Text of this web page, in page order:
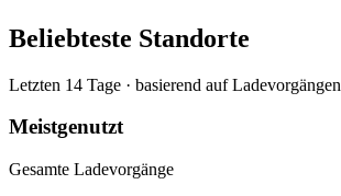
Beliebteste Standorte
Letzten 14 Tage · basierend auf Ladevorgängen
Meistgenutzt
Gesamte Ladevorgänge